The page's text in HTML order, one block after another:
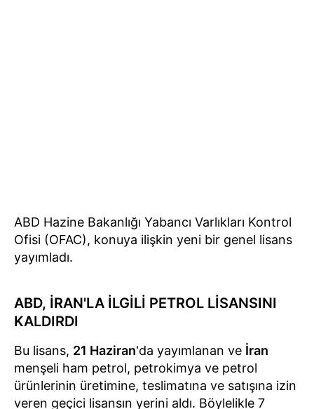
ABD Hazine Bakanlığı Yabancı Varlıkları Kontrol
Ofisi (OFAC), konuya ilişkin yeni bir genel lisans
yayımladı.
ABD, İRAN'LA İLGİLİ PETROL LİSANSINI
KALDIRDI
Bu lisans, 21 Haziran'da yayımlanan ve İran
menşeli ham petrol, petrokimya ve petrol
ürünlerinin üretimine, teslimatına ve satışına izin
veren geçici lisansın yerini aldı. Böylelikle 7